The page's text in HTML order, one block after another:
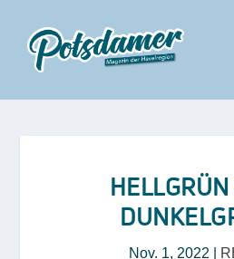
Nov. 1, 2022